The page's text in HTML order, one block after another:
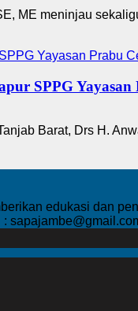
ME meninjau
SPPG Yayasan
Barat, Drs H.
edukasi dan